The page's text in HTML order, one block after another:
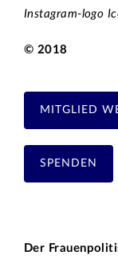
Instagram-logo
© 2018
MITGLIED
SPENDEN
Der